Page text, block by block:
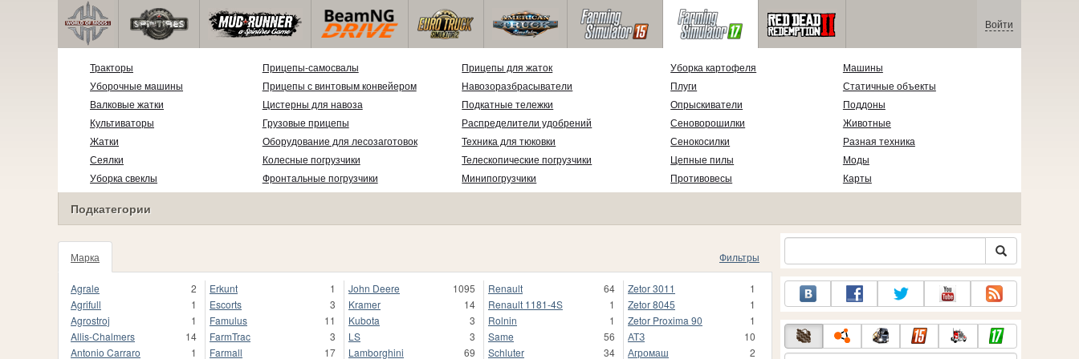
Войти
Тракторы
Уборочные машины
Валковые жатки
Культиваторы
Жатки
Сеялки
Уборка свеклы
Прицепы-самосвалы
Прицепы с винтовым конвейером
Цистерны для навоза
Грузовые прицепы
Оборудование для лесозаготовок
Колесные погрузчики
Фронтальные погрузчики
Прицепы для жаток
Навозоразбрасыватели
Подкатные тележки
Распределители удобрений
Техника для тюковки
Телескопические погрузчики
Минипогрузчики
Уборка картофеля
Плуги
Опрыскиватели
Сеноворошилки
Сенокосилки
Цепные пилы
Противовесы
Машины
Статичные объекты
Поддоны
Животные
Разная техника
Моды
Карты
Подкатегории
Марка
Фильтры
1020
Agrale
2
Agrifull
1
Agrostroj
1
Allis-Chalmers
14
Antonio Carraro
1
Erkunt
1
Escorts
3
Famulus
11
FarmTrac
3
Farmall
17
John Deere
1095
Kramer
14
Kubota
3
LS
3
Lamborghini
69
Renault
64
Renault 1181-4S
1
Rolnin
1
Same
56
Schluter
34
Zetor 3011
1
Zetor 8045
1
Zetor Proxima 90
1
АТЗ
10
Агромаш
2